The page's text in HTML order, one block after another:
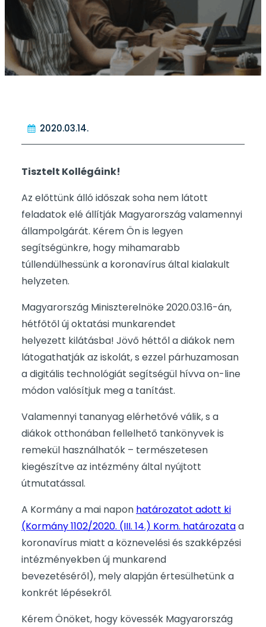
2020.03.14.
Tisztelt Kollégáink!
Az előttünk álló időszak soha nem látott
feladatok elé állítják Magyarország valamennyi
állampolgárát. Kérem Ön is legyen
segítségünkre, hogy mihamarabb
túllendülhessünk a koronavírus által kialakult
helyzeten.
Magyarország Miniszterelnöke 2020.03.16-án,
hétfőtől új oktatási munkarendet
helyezett kilátásba! Jövő héttől a diákok nem
látogathatják az iskolát, s ezzel párhuzamosan
a digitális technológiát segítségül hívva on-line
módon valósítjuk meg a tanítást.
Valamennyi tananyag elérhetővé válik, s a
diákok otthonában fellelhető tankönyvek is
remekül használhatók – természetesen
kiegészítve az intézmény által nyújtott
útmutatással.
A Kormány a mai napon határozatot adott ki
(Kormány 1102/2020. (III. 14.) Korm. határozataa
koronavírus miatt a köznevelési és szakképzési
intézményekben új munkarend
bevezetéséről), mely alapján értesülhetünk a
konkrét lépésekről.
Kérem Önöket, hogy kövessék Magyarország